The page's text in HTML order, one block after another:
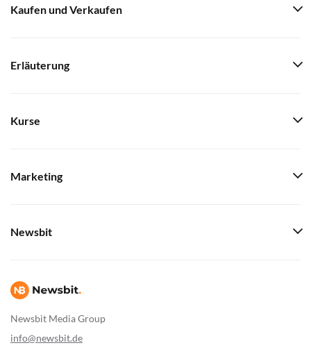
Newsbit Media Group
info@newsbit.de
Kaufen und Verkaufen
Erläuterung
Kurse
Marketing
Newsbit